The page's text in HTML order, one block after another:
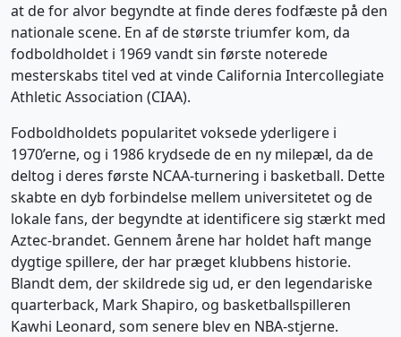
at de for alvor begyndte at finde deres fodfæste på den
nationale scene. En af de største triumfer kom, da
fodboldholdet i 1969 vandt sin første noterede
mesterskabs titel ved at vinde California Intercollegiate
Athletic Association (CIAA).
Fodboldholdets popularitet voksede yderligere i
1970’erne, og i 1986 krydsede de en ny milepæl, da de
deltog i deres første NCAA-turnering i basketball. Dette
skabte en dyb forbindelse mellem universitetet og de
lokale fans, der begyndte at identificere sig stærkt med
Aztec-brandet. Gennem årene har holdet haft mange
dygtige spillere, der har præget klubbens historie.
Blandt dem, der skildrede sig ud, er den legendariske
quarterback, Mark Shapiro, og basketballspilleren
Kawhi Leonard, som senere blev en NBA-stjerne.